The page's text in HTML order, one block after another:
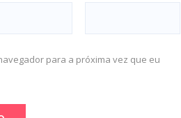
para a próxima vez que eu